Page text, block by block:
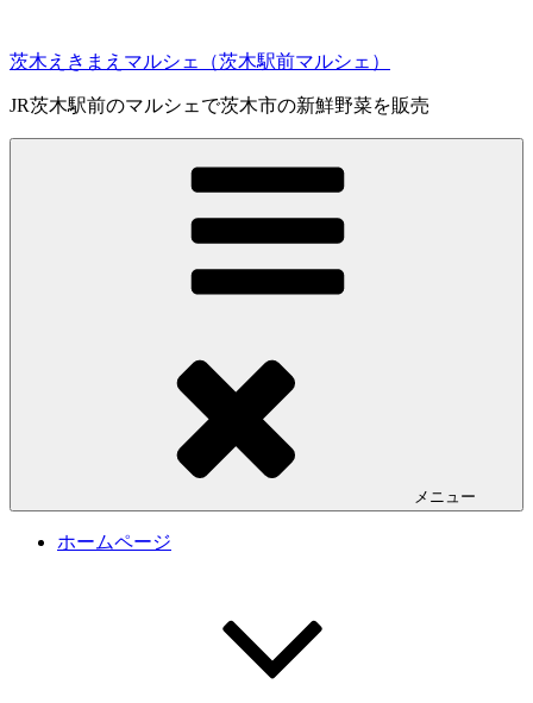
テ
ン
へ
茨木えきまえマルシェ（茨木駅前マルシェ）
JR茨木駅前のマルシェで茨木市の新鮮野菜を販売
メニュー
ホームページ